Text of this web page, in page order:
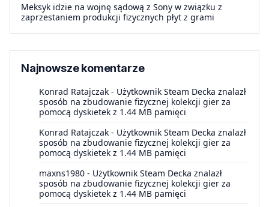
Meksyk idzie na wojnę sądową z Sony w związku z
zaprzestaniem produkcji fizycznych płyt z grami
Najnowsze komentarze
Konrad Ratajczak - Użytkownik Steam Decka znalazł
sposób na zbudowanie fizycznej kolekcji gier za
pomocą dyskietek z 1.44 MB pamięci
Konrad Ratajczak - Użytkownik Steam Decka znalazł
sposób na zbudowanie fizycznej kolekcji gier za
pomocą dyskietek z 1.44 MB pamięci
maxns1980 - Użytkownik Steam Decka znalazł
sposób na zbudowanie fizycznej kolekcji gier za
pomocą dyskietek z 1.44 MB pamięci